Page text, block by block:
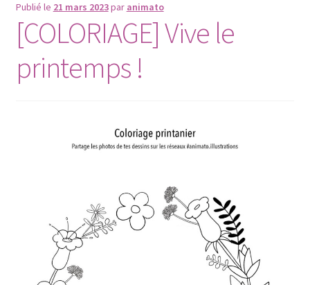
Publié le 21 mars 2023par animato
[COLORIAGE] Vive le
printemps !